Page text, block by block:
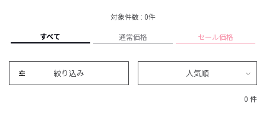
対象件数 : 0件
すべて 通常価格 セール価格
絞り込み 人気順
0 件